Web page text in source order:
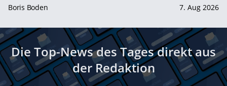
Boris Boden 7. Aug 2026
Die Top-News des Tages direkt aus
der Redaktion